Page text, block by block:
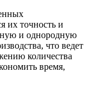
их точность и
и однородную
что ведет
количества
время,